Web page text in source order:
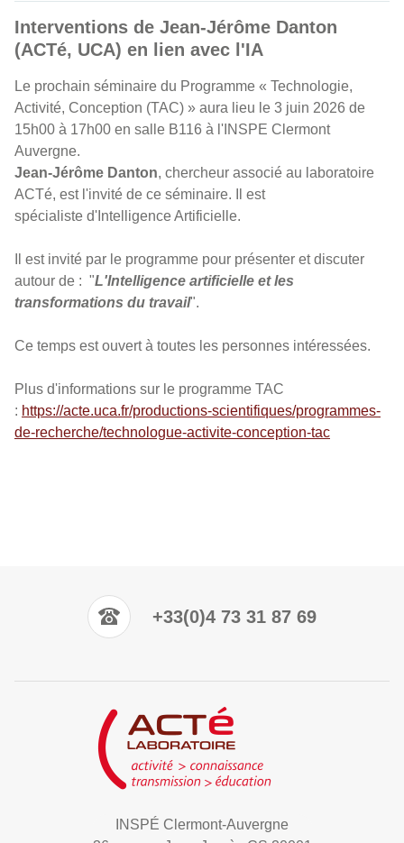
Interventions de Jean-Jérôme Danton
(ACTé, UCA) en lien avec l'IA
Le prochain séminaire du Programme « Technologie,
Activité, Conception (TAC) » aura lieu le 3 juin 2026 de
15h00 à 17h00 en salle B116 à l'INSPE Clermont
Auvergne.
Jean-Jérôme Danton, chercheur associé au laboratoire
ACTé, est l'invité de ce séminaire. Il est
spécialiste d'Intelligence Artificielle.
Il est invité par le programme pour présenter et discuter
autour de : "L'Intelligence artificielle et les
transformations du travail".
Ce temps est ouvert à toutes les personnes intéressées.
Plus d'informations sur le programme TAC
: https://acte.uca.fr/productions-scientifiques/programmes-
de-recherche/technologue-activite-conception-tac
+33(0)4 73 31 87 69
INSPÉ Clermont-Auvergne